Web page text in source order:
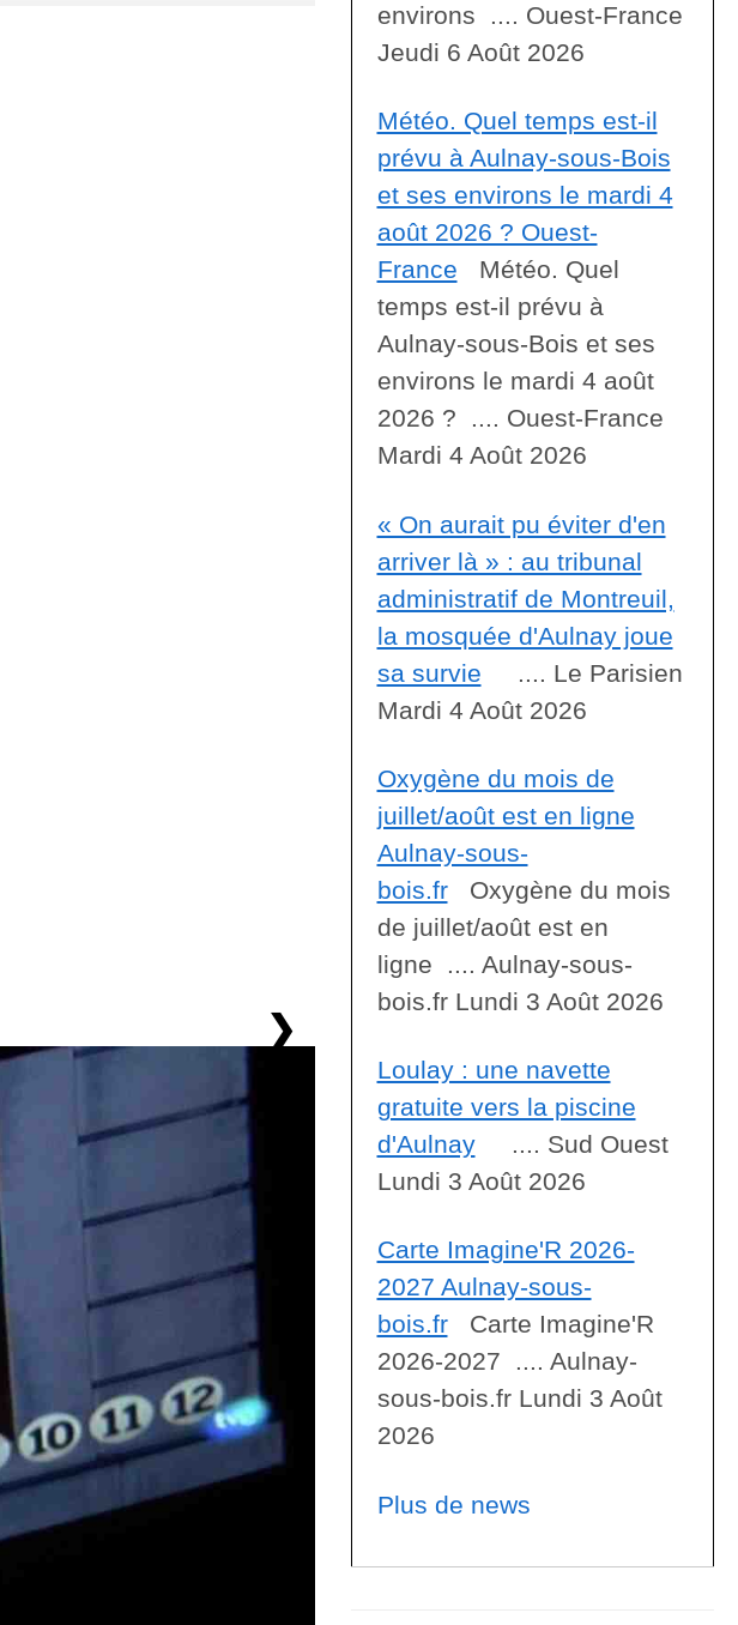
❯
environs .... Ouest-France
Jeudi 6 Août 2026
Météo. Quel temps est-il
prévu à Aulnay-sous-Bois
et ses environs le mardi 4
août 2026 ? Ouest-
France Météo. Quel
temps est-il prévu à
Aulnay-sous-Bois et ses
environs le mardi 4 août
2026 ? .... Ouest-France
Mardi 4 Août 2026
« On aurait pu éviter d'en
arriver là » : au tribunal
administratif de Montreuil,
la mosquée d'Aulnay joue
sa survie .... Le Parisien
Mardi 4 Août 2026
Oxygène du mois de
juillet/août est en ligne
Aulnay-sous-
bois.frOxygène du mois
de juillet/août est en
ligne .... Aulnay-sous-
bois.fr Lundi 3 Août 2026
Loulay : une navette
gratuite vers la piscine
d'Aulnay.... Sud Ouest
Lundi 3 Août 2026
Carte Imagine'R 2026-
2027 Aulnay-sous-
bois.frCarte Imagine'R
2026-2027 .... Aulnay-
sous-bois.fr Lundi 3 Août
2026
Plus de news